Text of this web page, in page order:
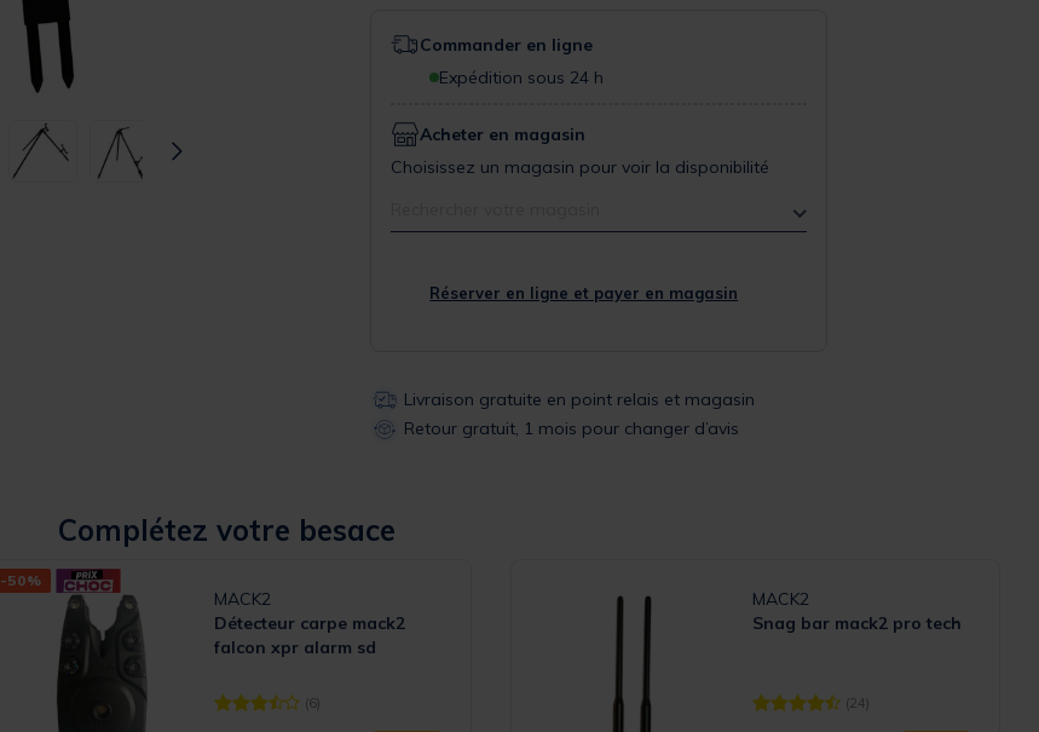
Commander en ligne
Expédition sous 24 h
Acheter en magasin
Choisissez un magasin pour voir la disponibilité
Réserver en ligne et payer en magasin
Livraison gratuite en point relais et magasin
Retour gratuit, 1 mois pour changer d’avis
Complétez votre besace
-50%
MACK2
Détecteur carpe mack2
falcon xpr alarm sd
[object Object] out of 5 Customer Rating
(6)
MACK2
Snag bar mack2 pro tech
[object Object] out of 5 Customer
(24)